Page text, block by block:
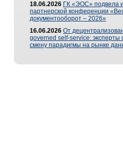
18.06.2026 ГК «ЭОС» подвела
партнерской конференции
документооборот – 2026»
16.06.2026 От
governed self-service: эксперты
смену парадигмы на рынке